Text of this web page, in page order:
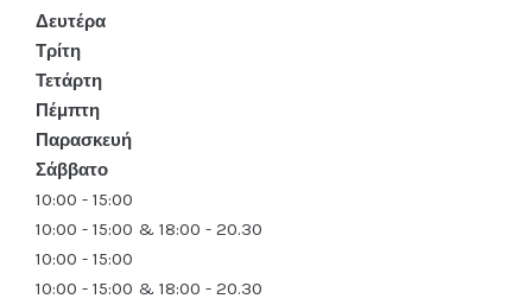
Δευτέρα
Τρίτη
Τετάρτη
Πέμπτη
Παρασκευή
Σάββατο
10:00 - 15:00
10:00 - 15:00 & 18:00 - 20.30
10:00 - 15:00
10:00 - 15:00 & 18:00 - 20.30